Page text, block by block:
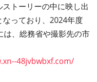
トーリーの中に映し出
っており、2024年度
は、総務省や撮影先の市
48jvbwbxf.com/